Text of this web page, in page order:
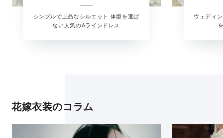
シンプルで上品なシルエット 体型を選ば
ない人気のAラインドレス
ウェディ
花嫁衣装のコラム